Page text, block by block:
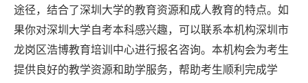
途径，结合了深圳大学的教育资源和成人教育的特点。如
果你对深圳大学自考本科感兴趣，可以联系本机构深圳市
龙岗区浩博教育培训中心进行报名咨询。本机构会为考生
提供良好的教学资源和助学服务，帮助考生顺利完成学